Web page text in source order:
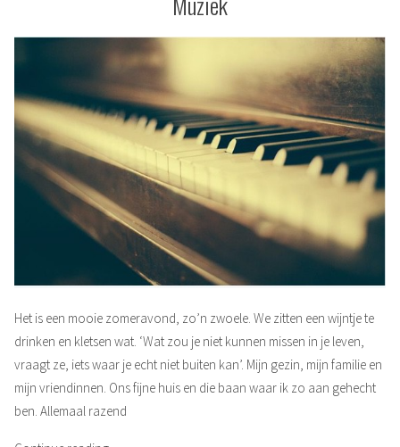
Het is een mooie zomeravond, zo’n zwoele. We zitten een wijntje te
drinken en kletsen wat. ‘Wat zou je niet kunnen missen in je leven,
vraagt ze, iets waar je echt niet buiten kan’. Mijn gezin, mijn familie en
mijn vriendinnen. Ons fijne huis en die baan waar ik zo aan gehecht
ben. Allemaal razend